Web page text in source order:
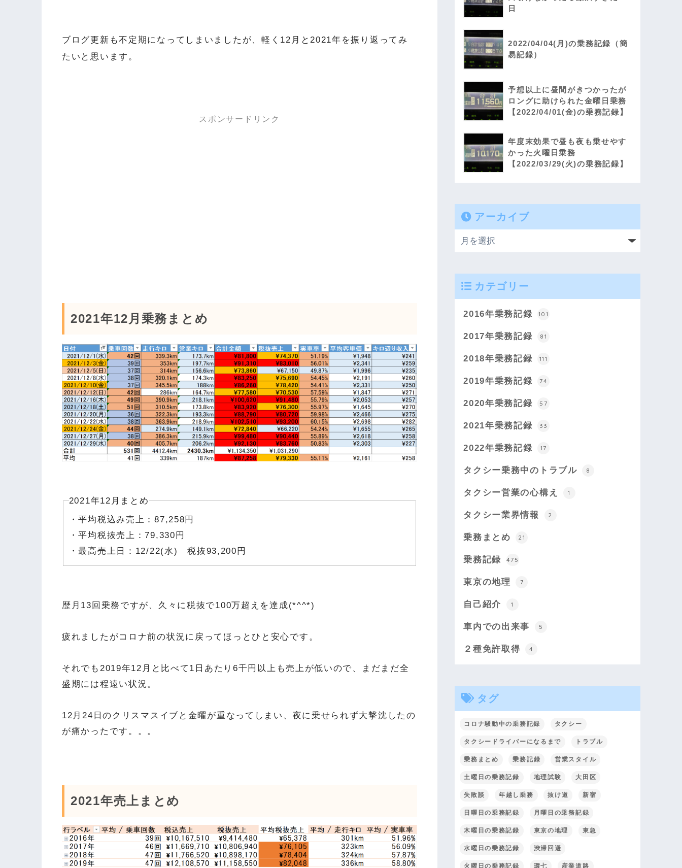
ブログ更新も不定期になってしまいましたが、軽く12月と2021年を振り返ってみ
たいと思います。
スポンサードリンク
2021年12月乗務まとめ
2021年12月まとめ
・平均税込み売上：87,258円
・平均税抜売上：79,330円
・最高売上日：12/22(水) 税抜93,200円
歴月13回乗務ですが、久々に税抜で100万超えを達成(*^^*)
疲れましたがコロナ前の状況に戻ってほっとひと安心です。
それでも2019年12月と比べて1日あたり6千円以上も売上が低いので、まだまだ全
盛期には程遠い状況。
12月24日のクリスマスイブと金曜が重なってしまい、夜に乗せられず大撃沈したの
が痛かったです。。。
2021年売上まとめ
日
2022/04/04(月)の乗務記録（簡
易記録）
予想以上に昼間がきつかったが
ロングに助けられた金曜日乗務
【2022/04/01(金)の乗務記録】
年度末効果で昼も夜も乗せやす
かった火曜日乗務
【2022/03/29(火)の乗務記録】
アーカイブ
カテゴリー
2016年乗務記録 101
2017年乗務記録 81
2018年乗務記録 111
2019年乗務記録 74
2020年乗務記録 57
2021年乗務記録 33
2022年乗務記録 17
タクシー乗務中のトラブル 8
タクシー営業の心構え 1
タクシー業界情報 2
乗務まとめ 21
乗務記録 475
東京の地理 7
自己紹介 1
車内での出来事 5
２種免許取得 4
タグ
コロナ騒動中の乗務記録 タクシー
タクシードライバーになるまで トラブル
乗務まとめ 乗務記録 営業スタイル
土曜日の乗務記録 地理試験 大田区
失敗談 年越し乗務 抜け道 新宿
日曜日の乗務記録 月曜日の乗務記録
木曜日の乗務記録 東京の地理 東急
水曜日の乗務記録 渋滞回避
火曜日の乗務記録 環七 産業道路